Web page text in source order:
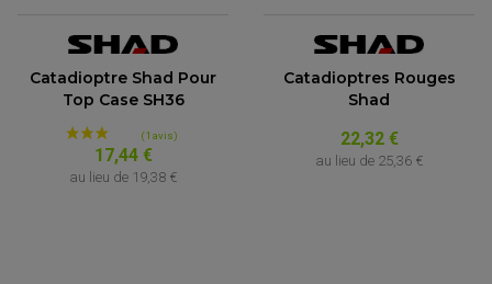
Catadioptre Shad Pour
Top Case SH36
17,44 €
au lieu de 19,38 €
Catadioptres Rouges
Shad
22,32 €
au lieu de 25,36 €